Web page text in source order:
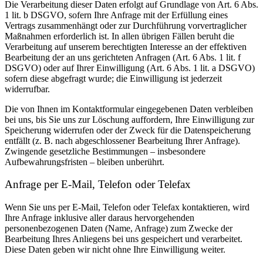
Die Verarbeitung dieser Daten erfolgt auf Grundlage von Art. 6 Abs.
1 lit. b DSGVO, sofern Ihre Anfrage mit der Erfüllung eines
Vertrags zusammenhängt oder zur Durchführung vorvertraglicher
Maßnahmen erforderlich ist. In allen übrigen Fällen beruht die
Verarbeitung auf unserem berechtigten Interesse an der effektiven
Bearbeitung der an uns gerichteten Anfragen (Art. 6 Abs. 1 lit. f
DSGVO) oder auf Ihrer Einwilligung (Art. 6 Abs. 1 lit. a DSGVO)
sofern diese abgefragt wurde; die Einwilligung ist jederzeit
widerrufbar.
Die von Ihnen im Kontaktformular eingegebenen Daten verbleiben
bei uns, bis Sie uns zur Löschung auffordern, Ihre Einwilligung zur
Speicherung widerrufen oder der Zweck für die Datenspeicherung
entfällt (z. B. nach abgeschlossener Bearbeitung Ihrer Anfrage).
Zwingende gesetzliche Bestimmungen – insbesondere
Aufbewahrungsfristen – bleiben unberührt.
Anfrage per E-Mail, Telefon oder Telefax
Wenn Sie uns per E-Mail, Telefon oder Telefax kontaktieren, wird
Ihre Anfrage inklusive aller daraus hervorgehenden
personenbezogenen Daten (Name, Anfrage) zum Zwecke der
Bearbeitung Ihres Anliegens bei uns gespeichert und verarbeitet.
Diese Daten geben wir nicht ohne Ihre Einwilligung weiter.